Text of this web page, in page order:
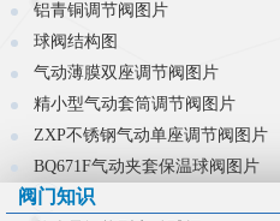
铝青铜调节阀图片
球阀结构图
气动薄膜双座调节阀图片
精小型气动套筒调节阀图片
ZXP不锈钢气动单座调节阀图片
BQ671F气动夹套保温球阀图片
阀门知识